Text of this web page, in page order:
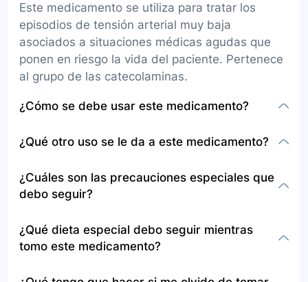
Este medicamento se utiliza para tratar los
episodios de tensión arterial muy baja
asociados a situaciones médicas agudas que
ponen en riesgo la vida del paciente. Pertenece
al grupo de las catecolaminas.
¿Cómo se debe usar este medicamento?
instituciones hospitalarias. En este ámbito, el
debe ser administrado por personal de
enfermería entrenado y autorizado para hacerlo.
¿Qué otro uso se le da a este medicamento?
soporte vasopresor en casos de inestabilidad
hemodinámica tras la reposición de volumen y
falla cardíaca aguda que requieren
vasopresores, elegir norepinefrina en lugar de
¿Cuáles son las precauciones especiales que
debo seguir?
noradrenalina o los sulfitos, qué medicamentos
está tomando incluyendo vitaminas y
¿Qué dieta especial debo seguir mientras
tomo este medicamento?